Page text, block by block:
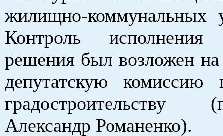
жилищно-коммунальных
Контроль исполнения
решения был возложен
депутатскую
градостроительству
Александр Романенко).